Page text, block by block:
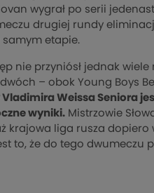
wygrał po serii
drugiej rundy
etapie.
nie przyniósł jednak wiele
– obok Young Boys
Weissa Seniora
wyniki. Mistrzowie
krajowa liga rusza dopiero
to, że do tego dwumeczu